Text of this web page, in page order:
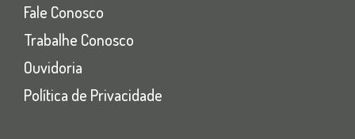
Fale Conosco
Trabalhe Conosco
Ouvidoria
Política de Privacidade